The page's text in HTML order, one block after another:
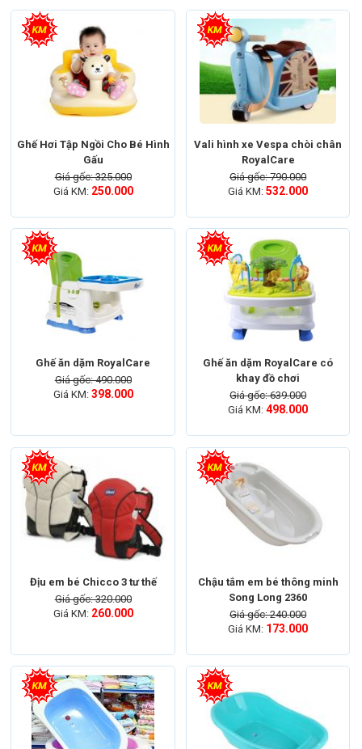
ĐẶT HÀNG NHANH
Mua hàng nhanh chóng, không cần đăng ký. Giao hàng Miễn Phí
Ghế Hơi Tập Ngồi Cho Bé Hình
Gấu
Giá gốc: 325.000
Giá KM: 250.000
Vali hình xe Vespa chòi chân
RoyalCare
Giá gốc: 790.000
Giá KM:532.000
Ghế ăn dặm RoyalCare
Giá gốc: 490.000
Giá KM: 398.000
Ghế ăn dặm RoyalCare có
khay đồ chơi
Giá gốc: 639.000
Giá KM:498.000
Địu em bé Chicco 3 tư thế
Giá gốc: 320.000
Giá KM: 260.000
Chậu tắm em bé thông minh
Song Long 2360
Giá gốc: 240.000
Giá KM: 173.000